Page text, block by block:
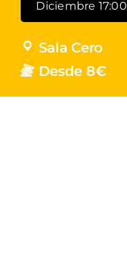
Diciembre 17:00
Sala Cero
Desde 8€